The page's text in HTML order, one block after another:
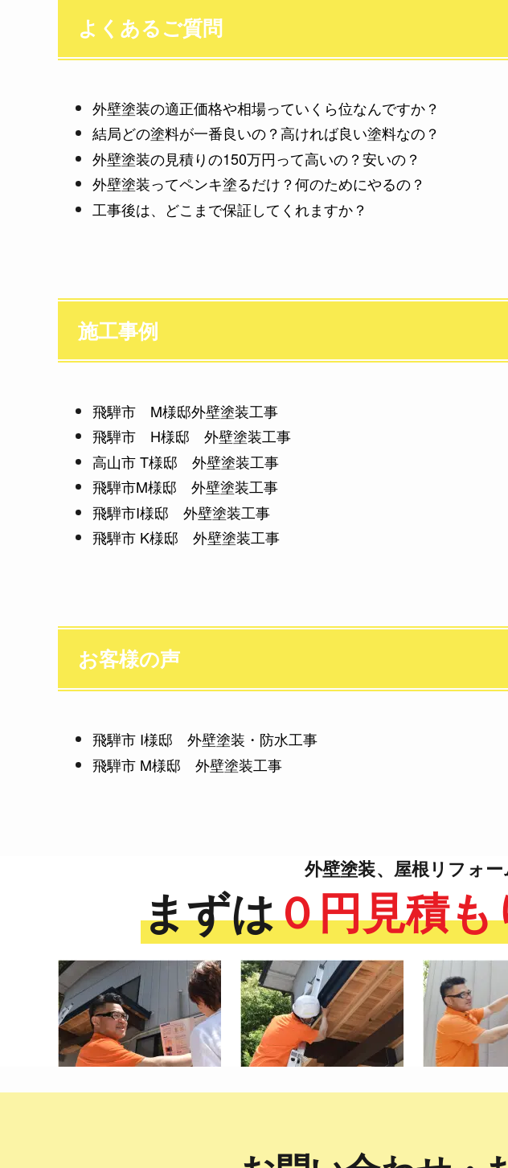
よくあるご質問
外壁塗装の適正価格や相場っていくら位なんですか？
結局どの塗料が一番良いの？高ければ良い塗料なの？
外壁塗装の見積りの150万円って高いの？安いの？
外壁塗装ってペンキ塗るだけ？何のためにやるの？
工事後は、どこまで保証してくれますか？
施工事例
飛騨市 M様邸外壁塗装工事
飛騨市 H様邸 外壁塗装工事
高山市 T様邸 外壁塗装工事
飛騨市M様邸 外壁塗装工事
飛騨市I様邸 外壁塗装工事
飛騨市 K様邸 外壁塗装工事
お客様の声
飛騨市 I様邸 外壁塗装・防水工事
飛騨市 M様邸 外壁塗装工事
外壁塗装、屋根リフォー
まずは０円見積も